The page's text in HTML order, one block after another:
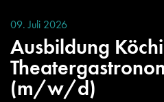
09. Juli 2026
Ausbildung
(m/w/d)